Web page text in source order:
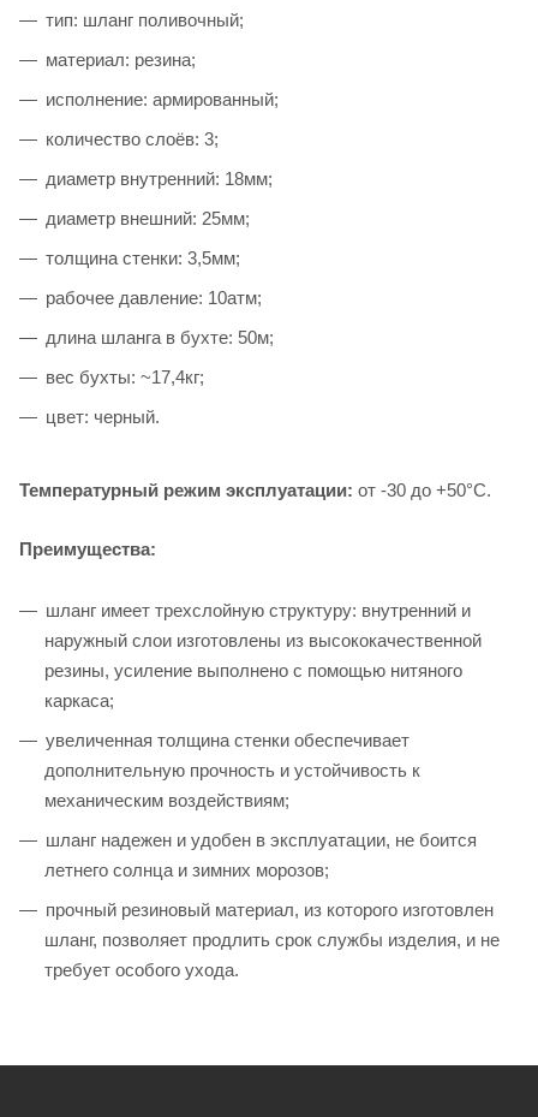
тип: шланг поливочный;
материал: резина;
исполнение: армированный;
количество слоёв: 3;
диаметр внутренний: 18мм;
диаметр внешний: 25мм;
толщина стенки: 3,5мм;
рабочее давление: 10атм;
длина шланга в бухте: 50м;
вес бухты: ~17,4кг;
цвет: черный.
Температурный режим эксплуатации: от -30 до +50°С.
Преимущества:
шланг имеет трехслойную структуру: внутренний и
наружный слои изготовлены из высококачественной
резины, усиление выполнено с помощью нитяного
каркаса;
увеличенная толщина стенки обеспечивает
дополнительную прочность и устойчивость к
механическим воздействиям;
шланг надежен и удобен в эксплуатации, не боится
летнего солнца и зимних морозов;
прочный резиновый материал, из которого изготовлен
шланг, позволяет продлить срок службы изделия, и не
требует особого ухода.